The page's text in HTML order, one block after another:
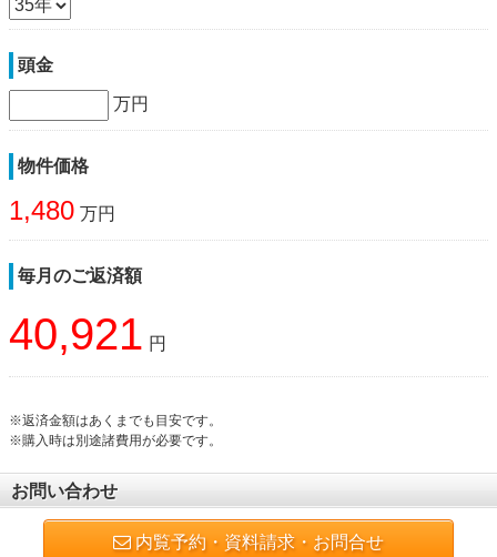
頭金
万円
物件価格
1,480 万円
毎月のご返済額
40,921 円
※返済金額はあくまでも目安です。
※購入時は別途諸費用が必要です。
お問い合わせ
内覧予約・資料請求・お問合せ